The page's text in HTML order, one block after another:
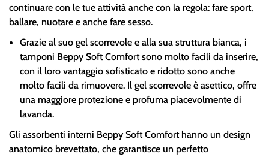
continuare con le tue attività anche con la regola: fare sport,
ballare, nuotare e anche fare sesso.
Grazie al suo gel scorrevole e alla sua struttura bianca, i
tamponi Beppy Soft Comfort sono molto facili da inserire,
con il loro vantaggio sofisticato e ridotto sono anche
molto facili da rimuovere. Il gel scorrevole è asettico, offre
una maggiore protezione e profuma piacevolmente di
lavanda.
Gli assorbenti interni Beppy Soft Comfort hanno un design
anatomico brevettato, che garantisce un perfetto